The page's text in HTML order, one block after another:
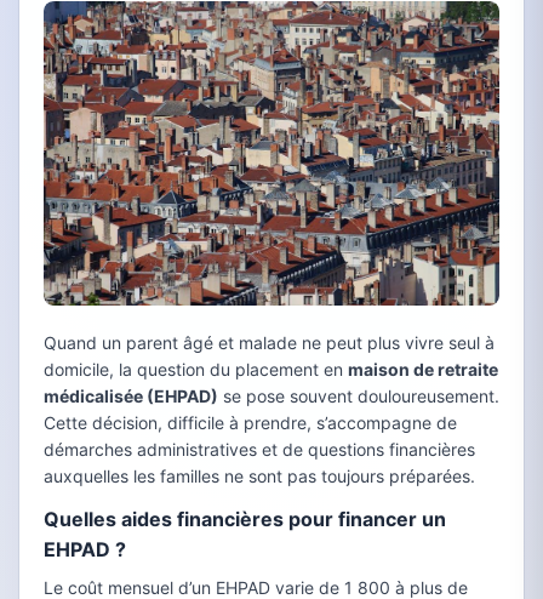
Quand un parent âgé et malade ne peut plus vivre seul à
domicile, la question du placement en maison de retraite
médicalisée (EHPAD) se pose souvent douloureusement.
Cette décision, difficile à prendre, s’accompagne de
démarches administratives et de questions financières
auxquelles les familles ne sont pas toujours préparées.
Quelles aides financières pour financer un
EHPAD ?
Le coût mensuel d’un EHPAD varie de 1 800 à plus de